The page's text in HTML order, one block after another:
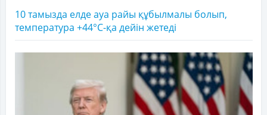
10 тамызда елде ауа райы құбылмалы болып,
температура +44°C-қа дейін жетеді